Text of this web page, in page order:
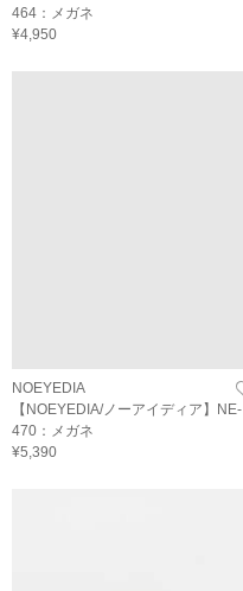
464：メガネ
¥4,950
NOEYEDIA
【NOEYEDIA/ノーアイディア】NE-
470：メガネ
¥5,390